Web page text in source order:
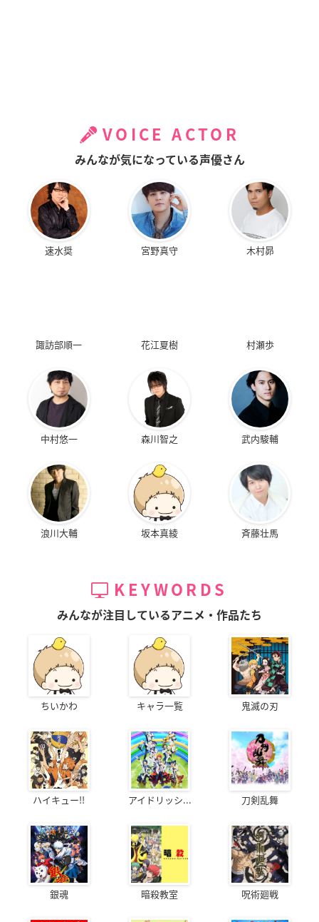
VOICE ACTOR
みんなが気になっている声優さん
速水奨 宮野真守 木村昴
諏訪部順一 花江夏樹 村瀬歩
中村悠一 森川智之 武内駿輔
浪川大輔 坂本真綾 斉藤壮馬
KEYWORDS
みんなが注目しているアニメ・作品たち
ちいかわ キャラ一覧 鬼滅の刃
ハイキュー!! アイドリッシ... 刀剣乱舞
銀魂 暗殺教室 呪術廻戦